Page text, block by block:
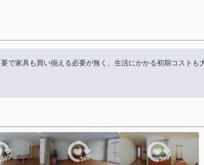
で家具も買い揃える必要が無く、生活にかかる初期コストも